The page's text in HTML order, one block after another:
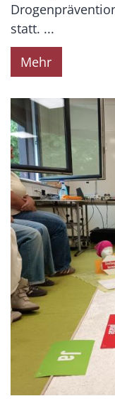
statt. ...
Mehr